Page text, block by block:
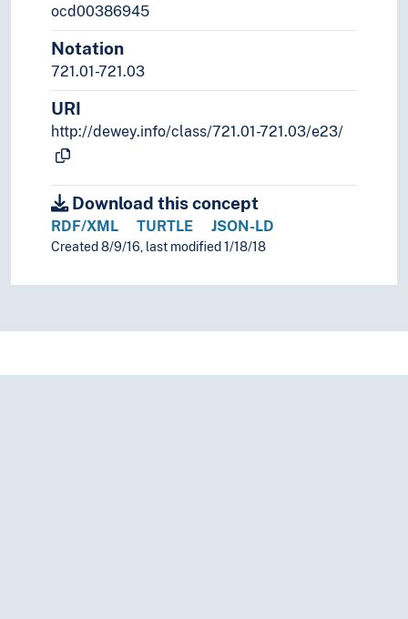
ocd00386945
Notation
721.01-721.03
URI
http://dewey.info/class/721.01-721.03/e23/
Download this concept
RDF/XML TURTLE JSON-LD
Created 8/9/16, last modified 1/18/18